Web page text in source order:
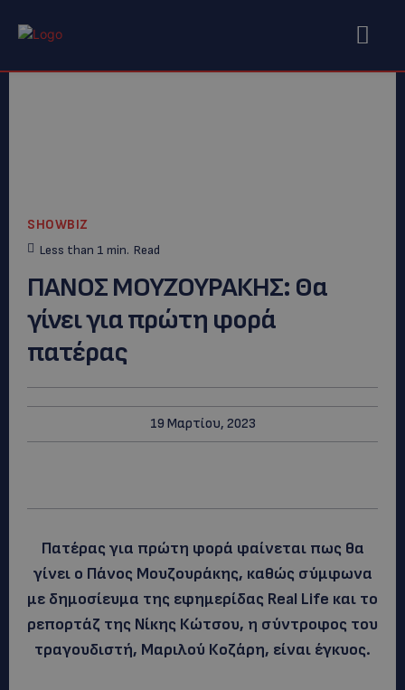
SHOWBIZ
Less than 1 min. Read
ΠΑΝΟΣ ΜΟΥΖΟΥΡΑΚΗΣ: Θα
γίνει για πρώτη φορά
πατέρας
19 Μαρτίου, 2023
Πατέρας για πρώτη φορά φαίνεται πως θα
γίνει ο Πάνος Μουζουράκης, καθώς σύμφωνα
με δημοσίευμα της εφημερίδας Real Life και το
ρεπορτάζ της Νίκης Κώτσου, η σύντροφος του
τραγουδιστή, Μαριλού Κοζάρη, είναι έγκυος.